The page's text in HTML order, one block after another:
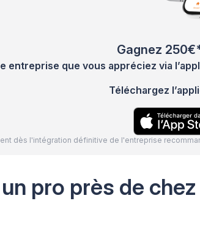
Gagnez
entreprise que vous appréciez via
Téléchargez
dès l'intégration définitive de l'entreprise
pro près de